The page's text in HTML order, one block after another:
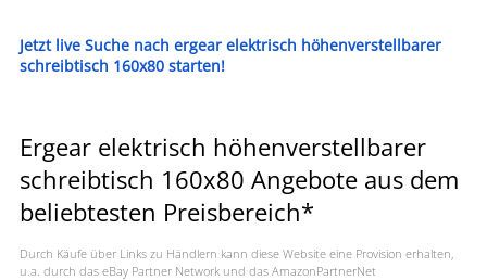
Jetzt live Suche nach ergear elektrisch höhenverstellbarer
schreibtisch 160x80 starten!
Ergear elektrisch höhenverstellbarer
schreibtisch 160x80 Angebote aus dem
beliebtesten Preisbereich*
Durch Käufe über Links zu Händlern kann diese Website eine Provision erhalten,
u.a. durch das eBay Partner Network und das AmazonPartnerNet